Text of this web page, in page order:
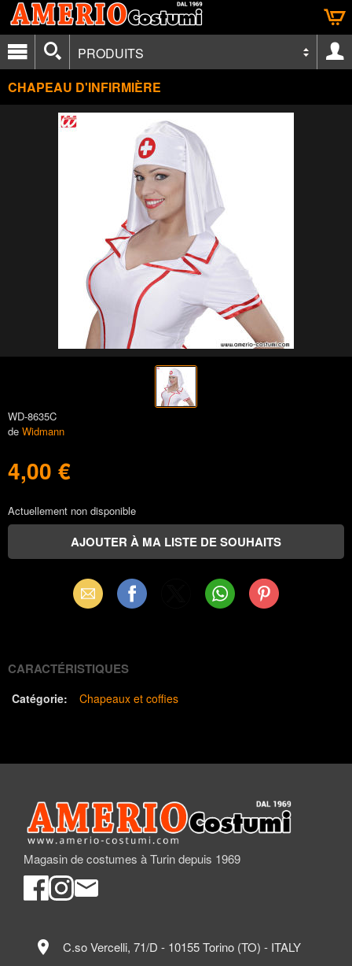
PRODUITS
CHAPEAU D'INFIRMIÈRE
WD-8635C
de Widmann
4,00 €
Actuellement non disponible
Email Facebook WhatsAppPinterest
CARACTÉRISTIQUES
Catégorie: Chapeaux et coffies
Magasin de costumes à Turin depuis 1969
location_on C.so Vercelli, 71/D - 10155 Torino (TO) - ITALY